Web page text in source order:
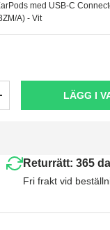
med USB-C
A) - Vit
LÄGG I
Returrätt: 365
Fri frakt vid